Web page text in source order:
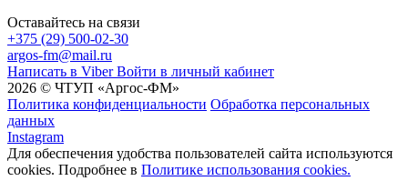
Оставайтесь на связи
+375 (29) 500-02-30
argos-fm@mail.ru
Написать в Viber Войти в личный кабинет
2026 © ЧТУП «Аргос-ФМ»
Политика конфиденциальности Обработка персональных
данных
Instagram
Для обеспечения удобства пользователей сайта используются
cookies. Подробнее в Политике использования cookies.